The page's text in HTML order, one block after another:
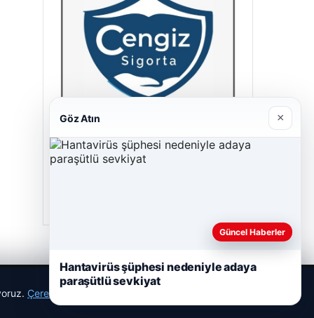
Cengiz Sigorta
Çerez Politikamız
Göz Atın ×
Güncel Haberler
Hantavirüs şüphesi nedeniyle adaya
paraşütlü sevkiyat